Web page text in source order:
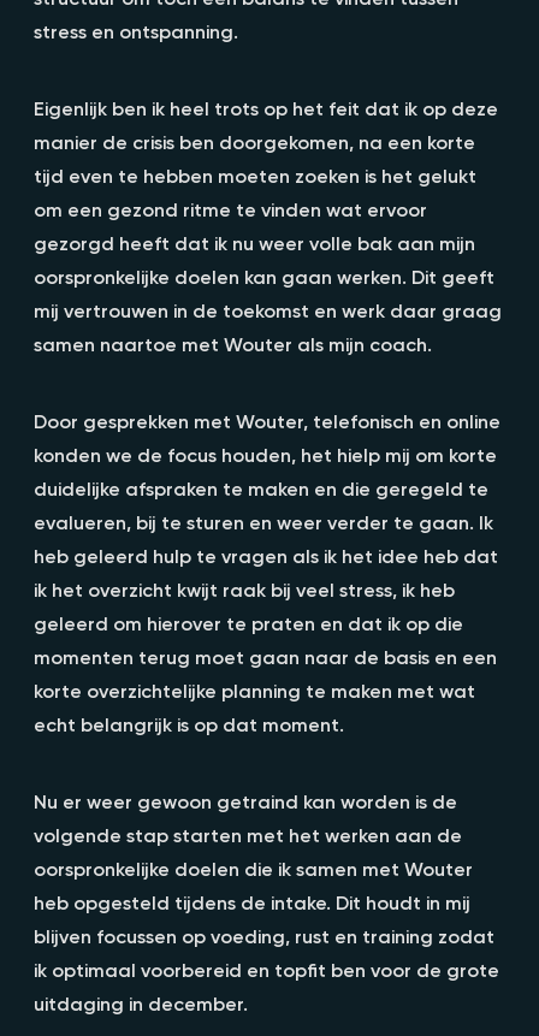
stress en ontspanning.
Eigenlijk ben ik heel trots op het feit dat ik op deze
manier de crisis ben doorgekomen, na een korte
tijd even te hebben moeten zoeken is het gelukt
om een gezond ritme te vinden wat ervoor
gezorgd heeft dat ik nu weer volle bak aan mijn
oorspronkelijke doelen kan gaan werken. Dit geeft
mij vertrouwen in de toekomst en werk daar graag
samen naartoe met Wouter als mijn coach.
Door gesprekken met Wouter, telefonisch en online
konden we de focus houden, het hielp mij om korte
duidelijke afspraken te maken en die geregeld te
evalueren, bij te sturen en weer verder te gaan. Ik
heb geleerd hulp te vragen als ik het idee heb dat
ik het overzicht kwijt raak bij veel stress, ik heb
geleerd om hierover te praten en dat ik op die
momenten terug moet gaan naar de basis en een
korte overzichtelijke planning te maken met wat
echt belangrijk is op dat moment.
Nu er weer gewoon getraind kan worden is de
volgende stap starten met het werken aan de
oorspronkelijke doelen die ik samen met Wouter
heb opgesteld tijdens de intake. Dit houdt in mij
blijven focussen op voeding, rust en training zodat
ik optimaal voorbereid en topfit ben voor de grote
uitdaging in december.